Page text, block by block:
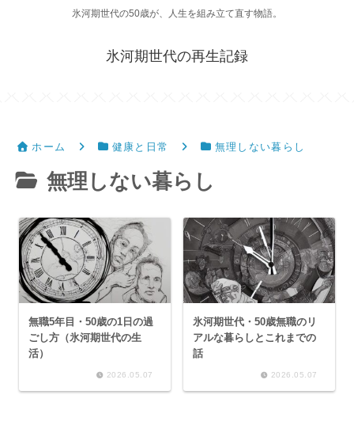
氷河期世代の50歳が、人生を組み立て直す物語。
氷河期世代の再生記録
ホーム 健康と日常 無理しない暮らし
無理しない暮らし
無職5年目・50歳の1日の過
ごし方（氷河期世代の生
活）
2026.05.07
氷河期世代・50歳無職のリ
アルな暮らしとこれまでの
話
2026.05.07